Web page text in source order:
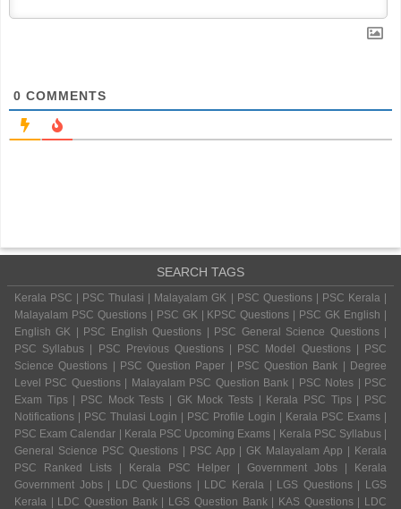
0 COMMENTS
SEARCH TAGS
Kerala PSC | PSC Thulasi | Malayalam GK | PSC Questions | PSC Kerala |
Malayalam PSC Questions | PSC GK | KPSC Questions | PSC GK English |
English GK | PSC English Questions | PSC General Science Questions |
PSC Syllabus | PSC Previous Questions | PSC Model Questions | PSC
Science Questions | PSC Question Paper | PSC Question Bank | Degree
Level PSC Questions | Malayalam PSC Question Bank | PSC Notes | PSC
Exam Tips | PSC Mock Tests | GK Mock Tests | Kerala PSC Tips | PSC
Notifications | PSC Thulasi Login | PSC Profile Login | Kerala PSC Exams |
PSC Exam Calendar | Kerala PSC Upcoming Exams | Kerala PSC Syllabus |
General Science PSC Questions | PSC App | GK Malayalam App | Kerala
PSC Ranked Lists | Kerala PSC Helper | Government Jobs | Kerala
Government Jobs | LDC Questions | LDC Kerala | LGS Questions | LGS
Kerala | LDC Question Bank | LGS Question Bank | KAS Questions | LDC